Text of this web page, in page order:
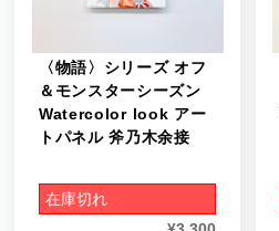
〈物語〉シリーズ オフ
＆モンスターシーズン
Watercolor look アー
トパネル 斧乃木余接
在庫切れ